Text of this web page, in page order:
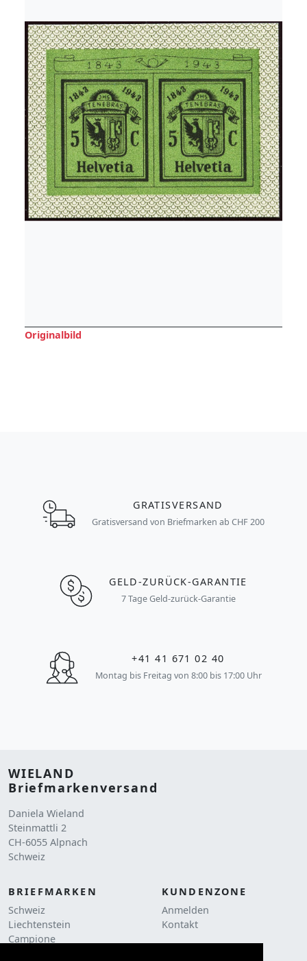
Originalbild
GRATISVERSAND
Gratisversand von Briefmarken ab CHF 200
GELD-ZURÜCK-GARANTIE
7 Tage Geld-zurück-Garantie
+41 41 671 02 40
Montag bis Freitag von 8:00 bis 17:00 Uhr
WIELAND
Briefmarkenversand
Daniela Wieland
Steinmattli 2
CH-6055 Alpnach
Schweiz
BRIEFMARKEN
Schweiz
Liechtenstein
Campione
KUNDENZONE
Anmelden
Kontakt